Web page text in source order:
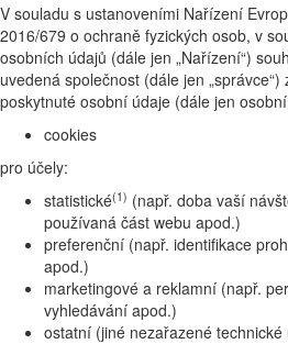
V souladu s ustanoveními Nařízení
2016/679 o ochraně fyzických osob, v
osobních údajů (dále jen „Nařízení“)
uvedená společnost (dále jen
poskytnuté osobní údaje (dále jen
cookies
pro účely:
statistické(1) (např. doba vaší
používaná část webu apod.)
preferenční (např. identifikace
apod.)
marketingové a reklamní (např.
vyhledávání apod.)
ostatní (jiné nezařazené technické